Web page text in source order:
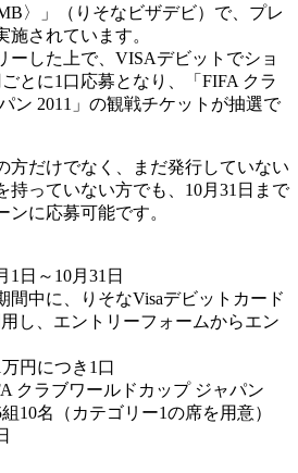
〉」（りそなビザデビ）で、プレ
施されています。
ーした上で、VISAデビットでショ
とに1口応募となり、「FIFA クラ
ン 2011」の観戦チケットが抽選で
方だけでなく、まだ発行していない
持っていない方でも、10月31日まで
に応募可能です。
1日～10月31日
間中に、りそなVisaデビットカード
用し、エントリーフォームからエン
円につき1口
クラブワールドカップ ジャパン
10名（カテゴリー1の席を用意）